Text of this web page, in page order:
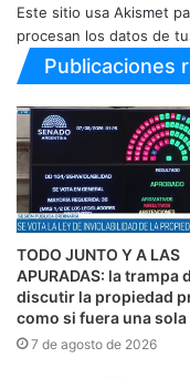
Este sitio usa Akismet
procesan los datos de
Publicaciones
TODO JUNTO Y A LAS
APURADAS: la trampa
discutir la propiedad
como si fuera una sola
7 de agosto de 2026